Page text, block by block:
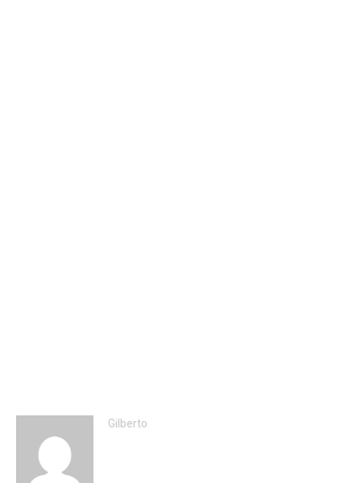
Gilberto